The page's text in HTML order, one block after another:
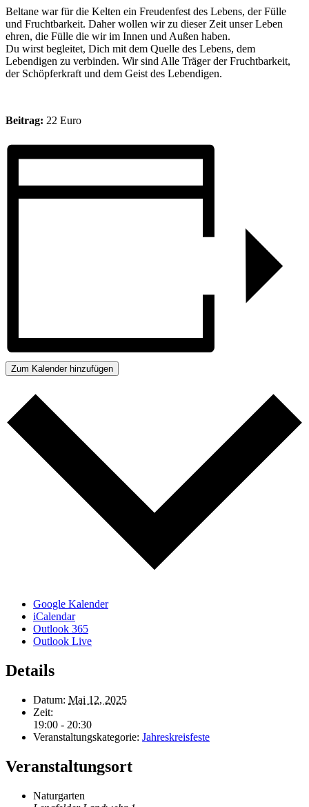
Beltane war für die Kelten ein Freudenfest des Lebens, der Fülle
und Fruchtbarkeit. Daher wollen wir zu dieser Zeit unser Leben
ehren, die Fülle die wir im Innen und Außen haben.
Du wirst begleitet, Dich mit dem Quelle des Lebens, dem
Lebendigen zu verbinden. Wir sind Alle Träger der Fruchtbarkeit,
der Schöpferkraft und dem Geist des Lebendigen.
Beitrag: 22 Euro
Zum Kalender hinzufügen
Google Kalender
iCalendar
Outlook 365
Outlook Live
Details
Datum: Mai 12, 2025
Zeit:
19:00 - 20:30
Veranstaltungskategorie: Jahreskreisfeste
Veranstaltungsort
Naturgarten